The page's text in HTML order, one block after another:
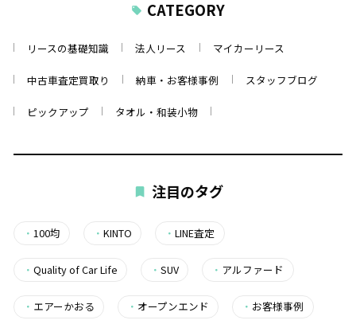
CATEGORY
リースの基礎知識 法人リース マイカーリース
中古車査定買取り 納車・お客様事例 スタッフブログ
ピックアップ タオル・和装小物
注目のタグ
・ 100均 ・KINTO ・LINE査定
・ Quality of Car Life ・SUV ・ アルファード
・ エアーかおる ・ オープンエンド ・ お客様事例